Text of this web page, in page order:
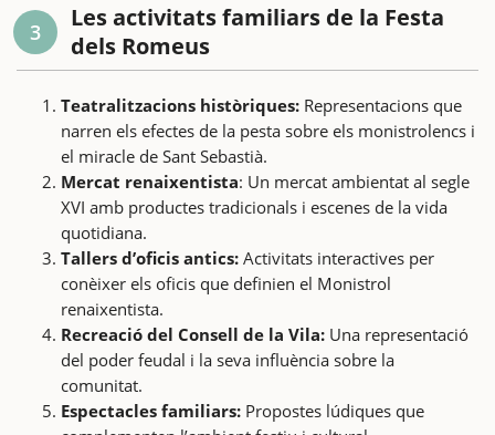
3
Les activitats familiars de la Festa
dels Romeus
Teatralitzacions històriques: Representacions que
narren els efectes de la pesta sobre els monistrolencs i
el miracle de Sant Sebastià.
Mercat renaixentista: Un mercat ambientat al segle
XVI amb productes tradicionals i escenes de la vida
quotidiana.
Tallers d’oficis antics: Activitats interactives per
conèixer els oficis que definien el Monistrol
renaixentista.
Recreació del Consell de la Vila: Una representació
del poder feudal i la seva influència sobre la
comunitat.
Espectacles familiars: Propostes lúdiques que